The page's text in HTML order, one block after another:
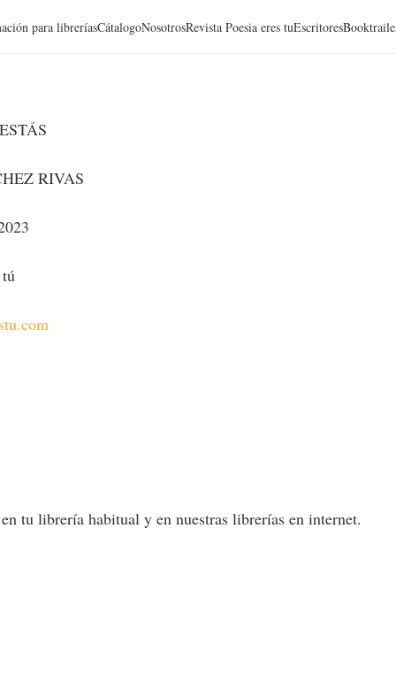
para libreríasCátalogoNosotrosRevista Poesia eres tuEscritores
RIVAS
tu librería habitual y en nuestras librerías en internet.